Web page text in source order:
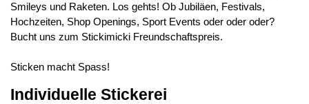
Smileys und Raketen. Los gehts! Ob Jubiläen, Festivals,
Hochzeiten, Shop Openings, Sport Events oder oder oder?
Bucht uns zum Stickimicki Freundschaftspreis.
Sticken macht Spass!
Individuelle Stickerei